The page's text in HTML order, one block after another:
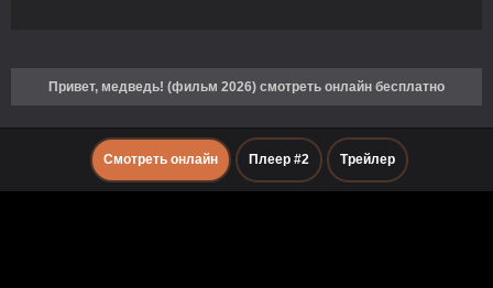
Привет, медведь! (фильм 2026) смотреть онлайн бесплатно
Смотреть онлайн Плеер #2 Трейлер